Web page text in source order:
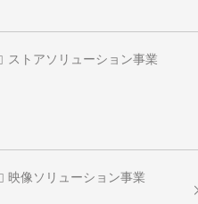
ストアソリューション事業
映像ソリューション事業